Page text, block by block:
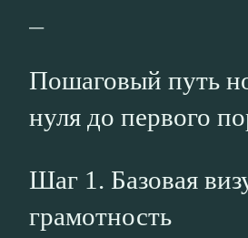
—
Пошаговый путь
нуля до первого
Шаг 1. Базовая
грамотность